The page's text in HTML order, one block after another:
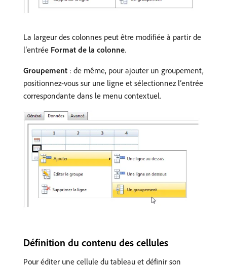
La largeur des colonnes peut être modifiée à partir de
l’entrée Format de la colonne.
Groupement : de même, pour ajouter un groupement,
positionnez-vous sur une ligne et sélectionnez l’entrée
correspondante dans le menu contextuel.
Définition du contenu des cellules
Pour éditer une cellule du tableau et définir son